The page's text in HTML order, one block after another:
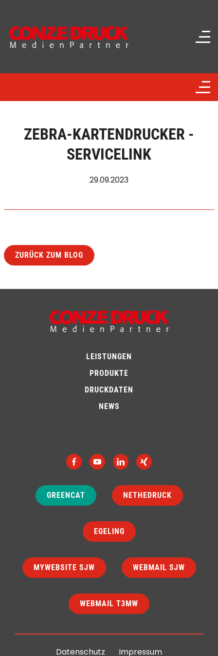
ZEBRA-KARTENDRUCKER -
SERVICELINK
29.09.2023
ZURÜCK ZUM BLOG
LEISTUNGEN
PRODUKTE
DRUCKDATEN
NEWS
GREENCAT NETHEDRUCK
EGELING
MYWEBSITE SJW WEBMAIL SJW
WEBMAIL T3MW
Datenschutz Impressum